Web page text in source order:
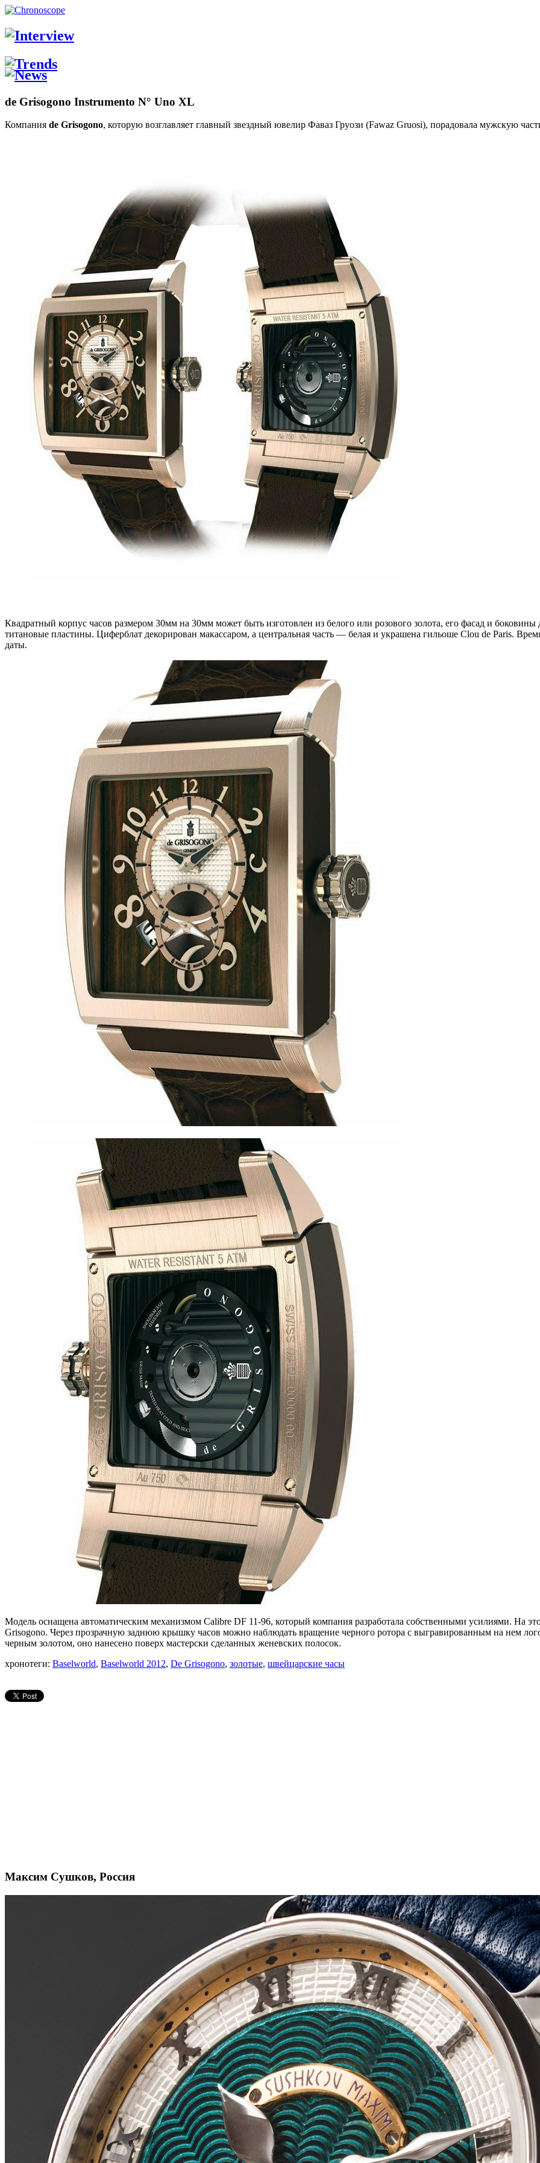
de Grisogono Instrumento N° Uno XL
Компания de Grisogono, которую возглавляет главный звездный ювелир Фаваз Груози (Fawaz Gruosi), порадовала мужскую
Квадратный корпус часов размером 30мм на 30мм может быть изготовлен из белого или розового золота, его фасад и
титановые пластины. Циферблат декорирован макассаром, а центральная часть — белая и украшена гильоше Clou de Paris.
даты.
Модель оснащена автоматическим механизмом Calibre DF 11-96, который компания разработала собственными усилиями. На
Grisogono. Через прозрачную заднюю крышку часов можно наблюдать вращение черного ротора с выгравированным на нем
черным золотом, оно нанесено поверх мастерски сделанных женевских полосок.
хронотеги: Baselworld, Baselworld 2012, De Grisogono, золотые, швейцарские часы
Максим Сушков, Россия